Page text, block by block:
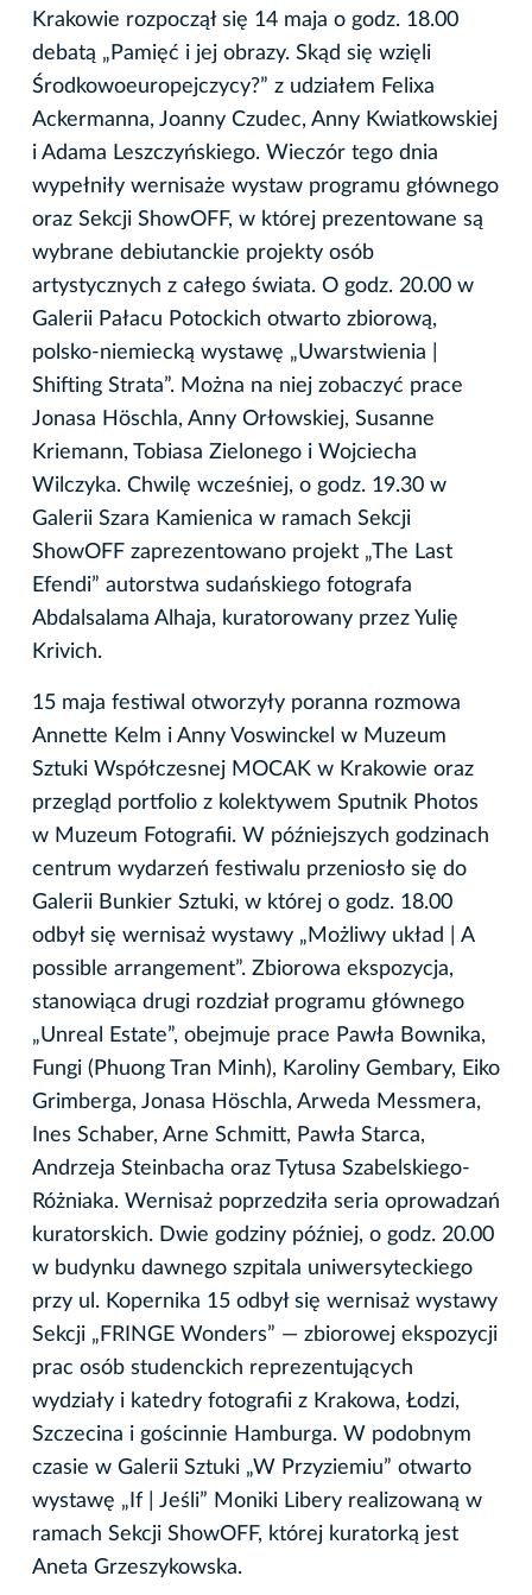
Krakowie rozpoczął się 14 maja o godz. 18.00
debatą „Pamięć i jej obrazy. Skąd się wzięli
Środkowoeuropejczycy?” z udziałem Felixa
Ackermanna, Joanny Czudec, Anny Kwiatkowskiej
i Adama Leszczyńskiego. Wieczór tego dnia
wypełniły wernisaże wystaw programu głównego
oraz Sekcji ShowOFF, w której prezentowane są
wybrane debiutanckie projekty osób
artystycznych z całego świata. O godz. 20.00 w
Galerii Pałacu Potockich otwarto zbiorową,
polsko-niemiecką wystawę „Uwarstwienia |
Shifting Strata”. Można na niej zobaczyć prace
Jonasa Höschla, Anny Orłowskiej, Susanne
Kriemann, Tobiasa Zielonego i Wojciecha
Wilczyka. Chwilę wcześniej, o godz. 19.30 w
Galerii Szara Kamienica w ramach Sekcji
ShowOFF zaprezentowano projekt „The Last
Efendi” autorstwa sudańskiego fotografa
Abdalsalama Alhaja, kuratorowany przez Yulię
Krivich.
15 maja festiwal otworzyły poranna rozmowa
Annette Kelm i Anny Voswinckel w Muzeum
Sztuki Współczesnej MOCAK w Krakowie oraz
przegląd portfolio z kolektywem Sputnik Photos
w Muzeum Fotografii. W późniejszych godzinach
centrum wydarzeń festiwalu przeniosło się do
Galerii Bunkier Sztuki, w której o godz. 18.00
odbył się wernisaż wystawy „Możliwy układ | A
possible arrangement”. Zbiorowa ekspozycja,
stanowiąca drugi rozdział programu głównego
„Unreal Estate”, obejmuje prace Pawła Bownika,
Fungi (Phuong Tran Minh), Karoliny Gembary, Eiko
Grimberga, Jonasa Höschla, Arweda Messmera,
Ines Schaber, Arne Schmitt, Pawła Starca,
Andrzeja Steinbacha oraz Tytusa Szabelskiego-
Różniaka. Wernisaż poprzedziła seria oprowadzań
kuratorskich. Dwie godziny później, o godz. 20.00
w budynku dawnego szpitala uniwersyteckiego
przy ul. Kopernika 15 odbył się wernisaż wystawy
Sekcji „FRINGE Wonders” — zbiorowej ekspozycji
prac osób studenckich reprezentujących
wydziały i katedry fotografii z Krakowa, Łodzi,
Szczecina i gościnnie Hamburga. W podobnym
czasie w Galerii Sztuki „W Przyziemiu” otwarto
wystawę „If | Jeśli” Moniki Libery realizowaną w
ramach Sekcji ShowOFF, której kuratorką jest
Aneta Grzeszykowska.